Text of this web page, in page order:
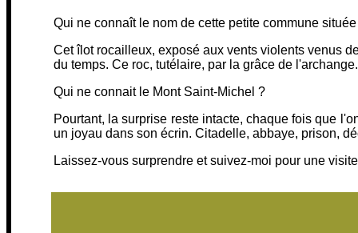
Qui ne connaît le nom de cette petite commune
Cet îlot rocailleux, exposé aux vents violents venus
du temps. Ce roc, tutélaire, par la grâce de l'archange.
Qui ne connait le Mont Saint-Michel ?
Pourtant, la surprise reste intacte, chaque fois que
un joyau dans son écrin. Citadelle, abbaye, prison,
Laissez-vous surprendre et suivez-moi pour une